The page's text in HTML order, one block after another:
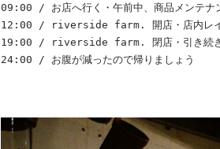
09:00 / お店へ行く・午前中、商品メンテナ
12:00 / riverside farm. 開店・店内レイア
19:00 / riverside farm. 閉店・引き続き商
24:00 / お腹が減ったので帰りましょう